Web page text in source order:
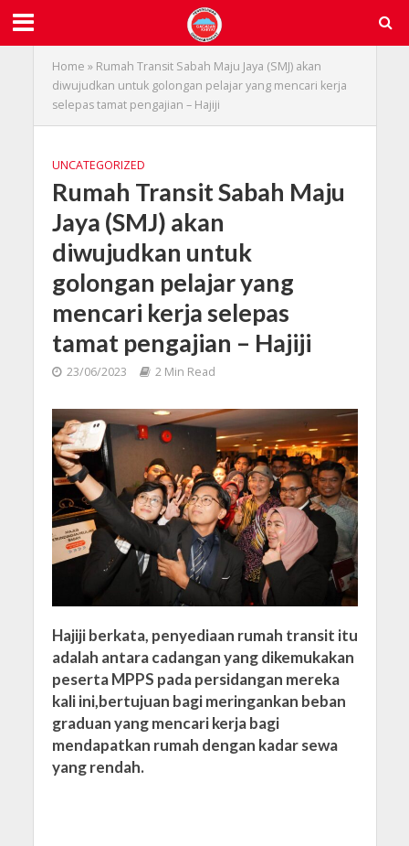
Home » Rumah Transit Sabah Maju Jaya (SMJ) akan
diwujudkan untuk golongan pelajar yang mencari kerja
selepas tamat pengajian – Hajiji
UNCATEGORIZED
Rumah Transit Sabah Maju
Jaya (SMJ) akan
diwujudkan untuk
golongan pelajar yang
mencari kerja selepas
tamat pengajian – Hajiji
23/06/2023 2 Min Read
Hajiji berkata, penyediaan rumah transit itu
adalah antara cadangan yang dikemukakan
peserta MPPS pada persidangan mereka
kali ini,bertujuan bagi meringankan beban
graduan yang mencari kerja bagi
mendapatkan rumah dengan kadar sewa
yang rendah.